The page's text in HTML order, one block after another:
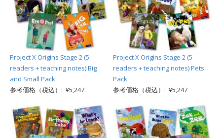
Project X Origins Stage 2 (5
readers + teaching notes) Big
and Small Pack
参考価格（税込）: ¥5,247
Project X Origins Stage 2 (5
readers + teaching notes) Pets
Pack
参考価格（税込）: ¥5,247